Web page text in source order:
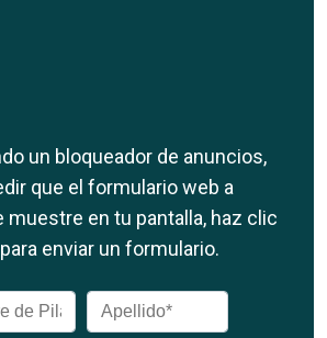
un bloqueador de anuncios,
que el formulario web a
muestre en tu pantalla, haz clic
para enviar un formulario.